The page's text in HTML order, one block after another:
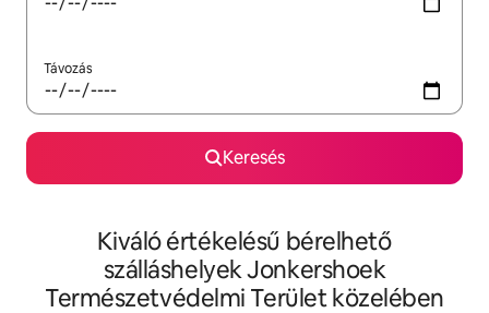
Távozás
Keresés
Kiváló értékelésű bérelhető
szálláshelyek Jonkershoek
Természetvédelmi Terület közelében